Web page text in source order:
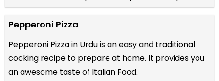
Pepperoni Pizza
Pepperoni Pizza in Urdu is an easy and traditional
cooking recipe to prepare at home. It provides you
an awesome taste of Italian Food.